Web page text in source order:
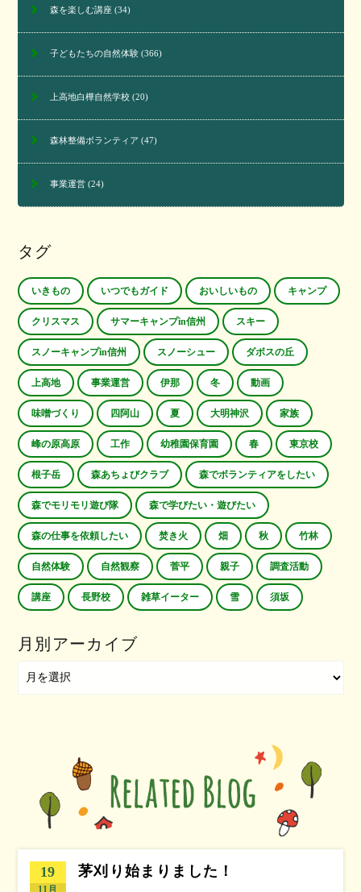
森を楽しむ講座(34)
子どもたちの自然体験(366)
上高地白樺自然学校(20)
森林整備ボランティア (47)
事業運営(24)
タグ
いきもの いつでもガイド おいしいもの キャンプ
クリスマス サマーキャンプin信州 スキー
スノーキャンプin信州 スノーシュー ダボスの丘
上高地 事業運営 伊那 冬 動画
味噌づくり 四阿山 夏 大明神沢 家族
峰の原高原 工作 幼稚園保育園 春 東京校
根子岳 森あちょびクラブ 森でボランティアをしたい
森でモリモリ遊び隊 森で学びたい・遊びたい
森の仕事を依頼したい 焚き火 畑 秋 竹林
自然体験 自然観察 菅平 親子 調査活動
講座 長野校 雑草イーター 雪 須坂
月別アーカイブ
19 茅刈り始まりました！